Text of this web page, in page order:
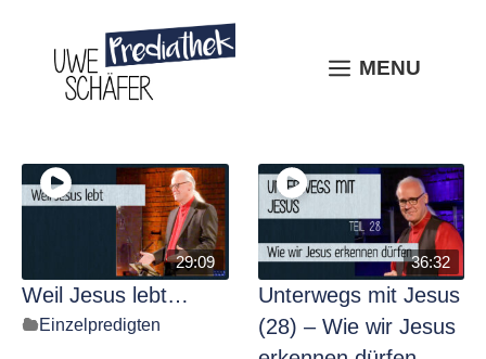
content
MENU
MENU
29:09
Weil Jesus lebt…
Einzelpredigten
36:32
Unterwegs mit Jesus
(28) – Wie wir Jesus